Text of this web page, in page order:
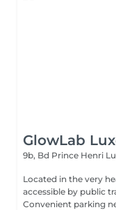
GlowLab
9b, Bd Prince Henri
Located in the very heart of
accessible by public
Convenient parking